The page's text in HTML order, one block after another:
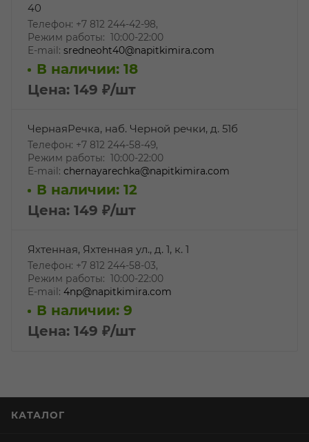
40
Телефон: +7 812 244-42-98,
Режим работы: 10:00-22:00
E-mail: sredneoht40@napitkimira.com
В наличии: 18
Цена: 149 ₽/шт
ЧернаяРечка, наб. Черной речки, д. 51б
Телефон: +7 812 244-58-49,
Режим работы: 10:00-22:00
E-mail: chernayarechka@napitkimira.com
В наличии: 12
Цена: 149 ₽/шт
Яхтенная, Яхтенная ул., д. 1, к. 1
Телефон: +7 812 244-58-03,
Режим работы: 10:00-22:00
E-mail: 4np@napitkimira.com
В наличии: 9
Цена: 149 ₽/шт
КАТАЛОГ